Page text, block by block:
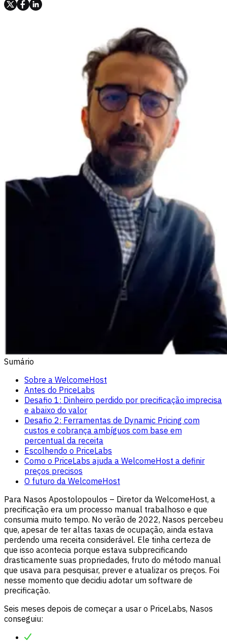
Sumário
Sobre a WelcomeHost
Antes do PriceLabs
Desafio 1: Dinheiro perdido por precificação imprecisa
e abaixo do valor
Desafio 2: Ferramentas de Dynamic Pricing com
custos e cobrança ambíguos com base em
percentual da receita
Escolhendo o PriceLabs
Como o PriceLabs ajuda a WelcomeHost a definir
preços precisos
O futuro da WelcomeHost
Para Nasos Apostolopoulos – Diretor da WelcomeHost, a
precificação era um processo manual trabalhoso e que
consumia muito tempo. No verão de 2022, Nasos percebeu
que, apesar de ter altas taxas de ocupação, ainda estava
perdendo uma receita considerável. Ele tinha certeza de
que isso acontecia porque estava subprecificando
drasticamente suas propriedades, fruto do método manual
que usava para pesquisar, prever e atualizar os preços. Foi
nesse momento que decidiu adotar um software de
precificação.
Seis meses depois de começar a usar o PriceLabs, Nasos
conseguiu: